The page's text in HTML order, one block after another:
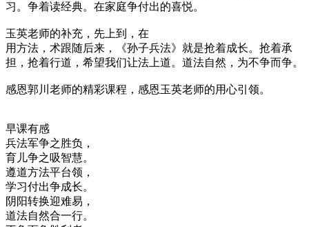
习。争着读经典。在家庭争付出的喜悦。
玉英老师的补充，先上到，在
用方法，术跟随后来，《孙子兵法》就是抢着成长。抢着承
担，抢着行道，希望我们让法上道。道法自然，为不争而争。
感恩郭川老师的精彩课程，感恩玉英老师的用心引领。
早课有感
兵法军争之胜负，
育儿争之吸智慧。
遵道方法平台领，
学习付出争成长。
阴阳转换迎难易，
道法自然合一行。